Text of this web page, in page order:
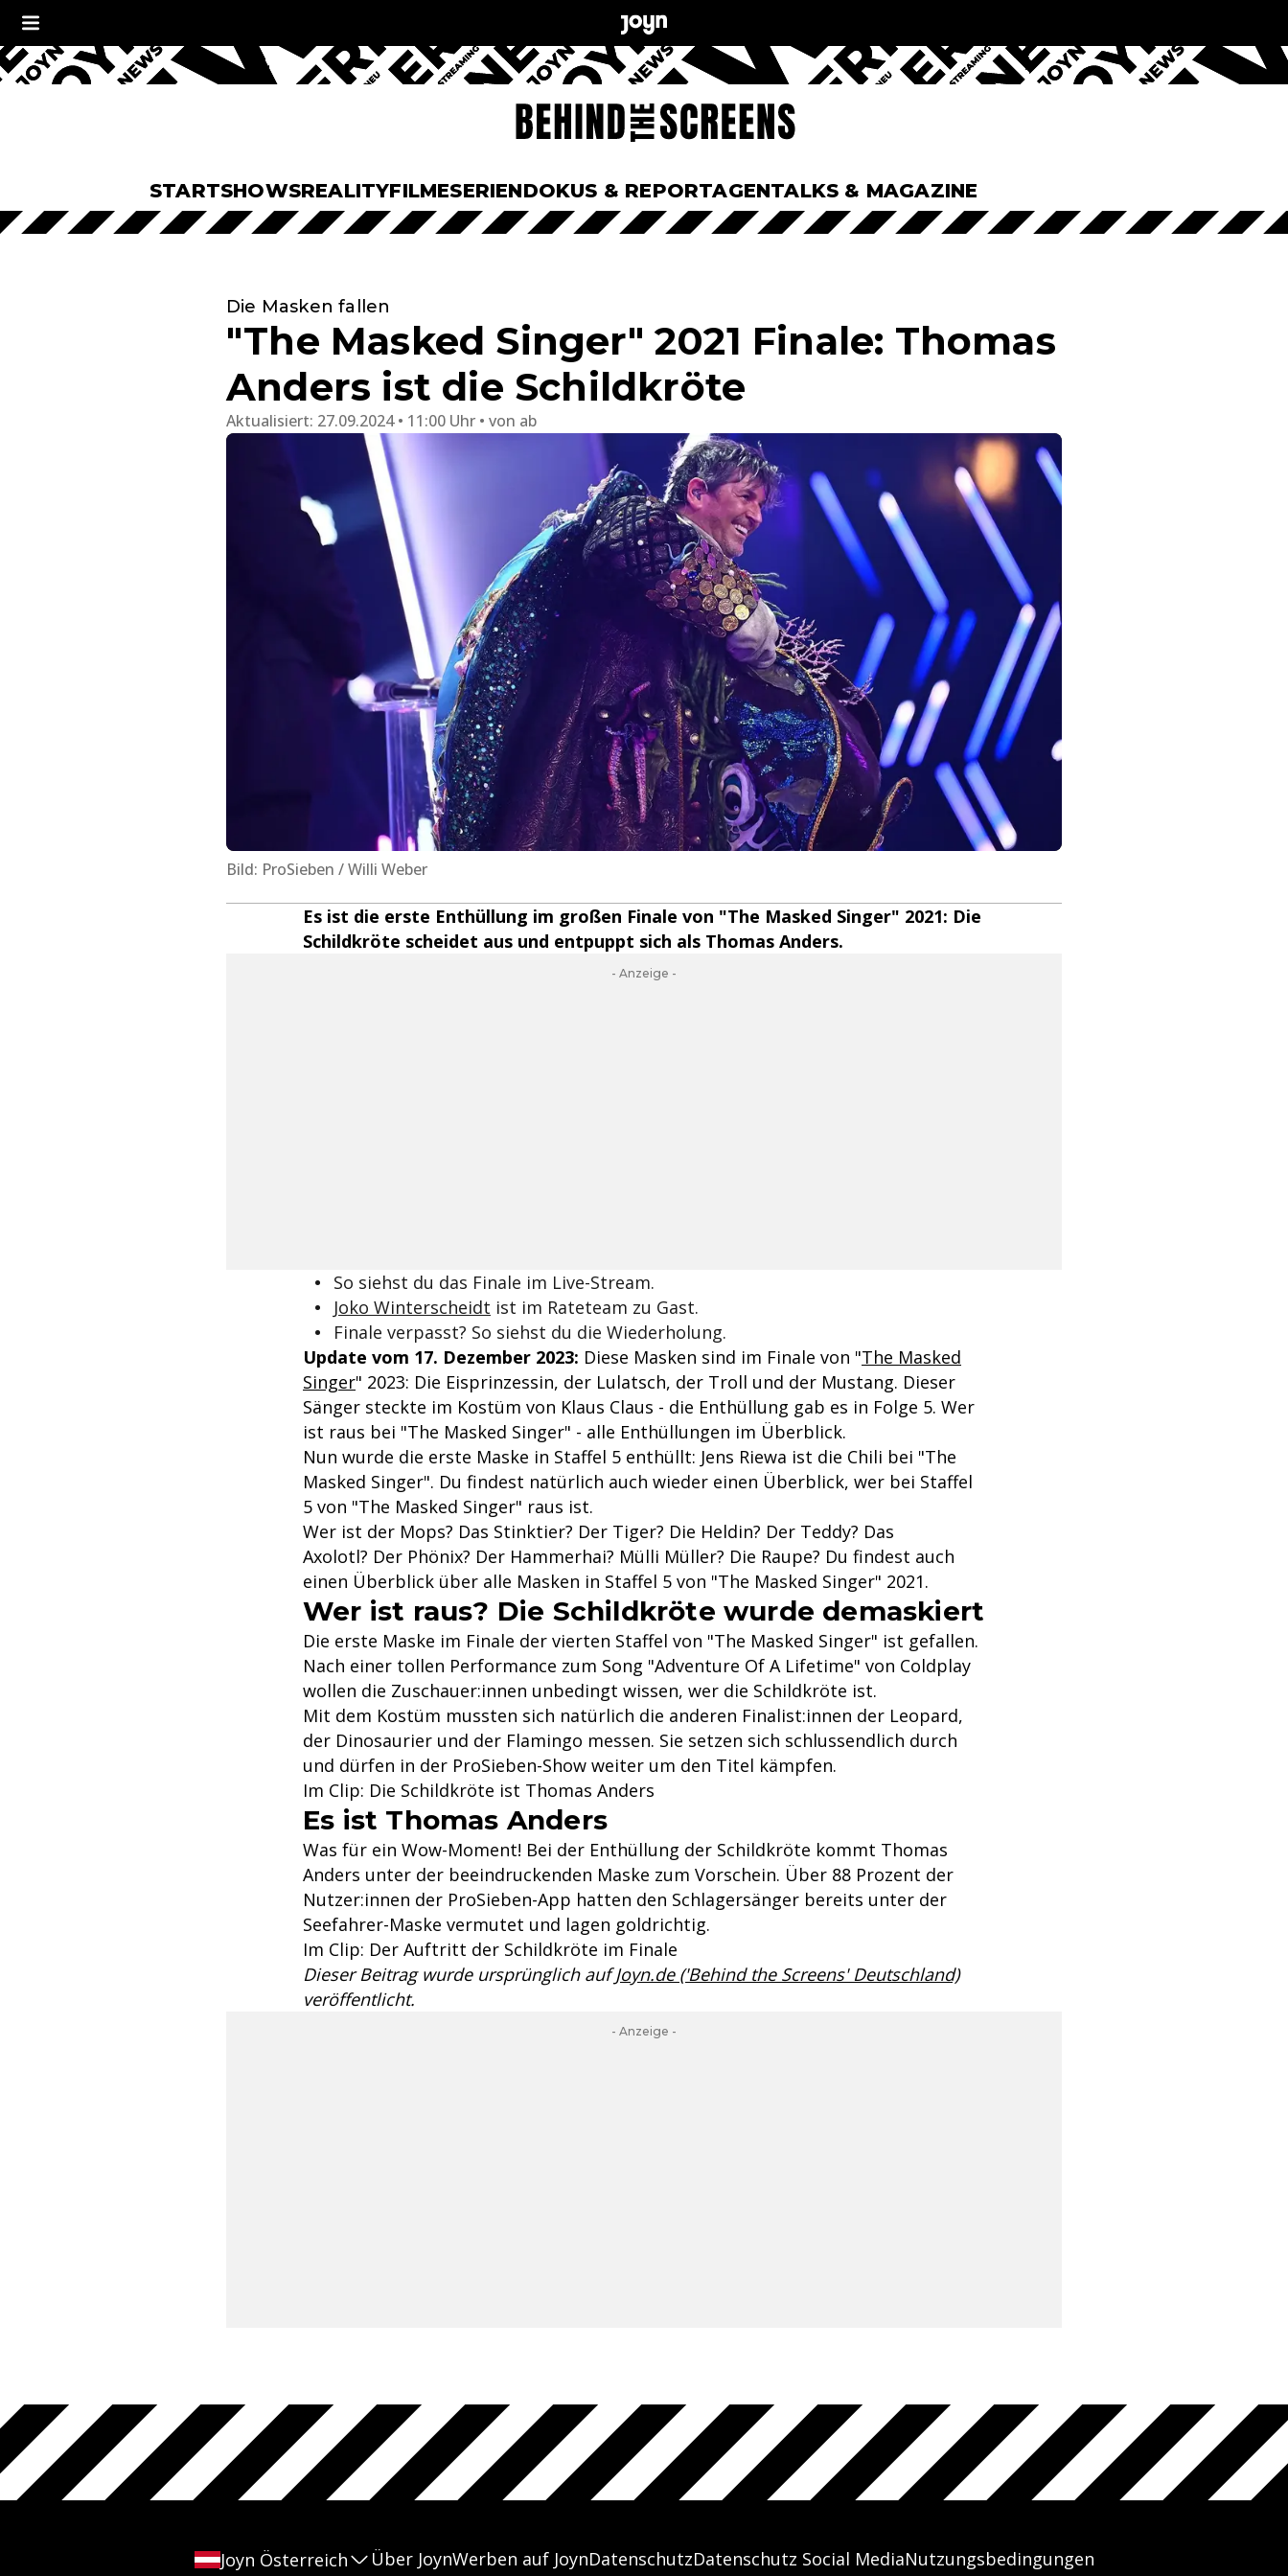
STARTSHOWSREALITYFILMESERIENDOKUS & REPORTAGENTALKS & MAGAZINE
Die Masken fallen
"The Masked Singer" 2021 Finale: Thomas
Anders ist die Schildkröte
Aktualisiert: 27.09.2024 • 11:00 Uhr von ab
Bild: ProSieben / Willi Weber
Es ist die erste Enthüllung im großen Finale von "The Masked Singer" 2021: Die
Schildkröte scheidet aus und entpuppt sich als Thomas Anders.
- Anzeige -
So siehst du das Finale im Live-Stream.
Joko Winterscheidt ist im Rateteam zu Gast.
Finale verpasst? So siehst du die Wiederholung.
Update vom 17. Dezember 2023: Diese Masken sind im Finale von "The Masked
Singer" 2023: Die Eisprinzessin, der Lulatsch, der Troll und der Mustang. Dieser
Sänger steckte im Kostüm von Klaus Claus - die Enthüllung gab es in Folge 5. Wer
ist raus bei "The Masked Singer" - alle Enthüllungen im Überblick.
Nun wurde die erste Maske in Staffel 5 enthüllt: Jens Riewa ist die Chili bei "The
Masked Singer". Du findest natürlich auch wieder einen Überblick, wer bei Staffel
5 von "The Masked Singer" raus ist.
Wer ist der Mops? Das Stinktier? Der Tiger? Die Heldin? Der Teddy? Das
Axolotl? Der Phönix? Der Hammerhai? Mülli Müller? Die Raupe? Du findest auch
einen Überblick über alle Masken in Staffel 5 von "The Masked Singer" 2021.
Wer ist raus? Die Schildkröte wurde demaskiert
Die erste Maske im Finale der vierten Staffel von "The Masked Singer" ist gefallen.
Nach einer tollen Performance zum Song "Adventure Of A Lifetime" von Coldplay
wollen die Zuschauer:innen unbedingt wissen, wer die Schildkröte ist.
Mit dem Kostüm mussten sich natürlich die anderen Finalist:innen der Leopard,
der Dinosaurier und der Flamingo messen. Sie setzen sich schlussendlich durch
und dürfen in der ProSieben-Show weiter um den Titel kämpfen.
Im Clip: Die Schildkröte ist Thomas Anders
Es ist Thomas Anders
Was für ein Wow-Moment! Bei der Enthüllung der Schildkröte kommt Thomas
Anders unter der beeindruckenden Maske zum Vorschein. Über 88 Prozent der
Nutzer:innen der ProSieben-App hatten den Schlagersänger bereits unter der
Seefahrer-Maske vermutet und lagen goldrichtig.
Im Clip: Der Auftritt der Schildkröte im Finale
Dieser Beitrag wurde ursprünglich aufJoyn.de ('Behind the Screens' Deutschland)
veröffentlicht.
- Anzeige -
Joyn Österreich Über JoynWerben auf JoynDatenschutzDatenschutz Social MediaNutzungsbedingungen